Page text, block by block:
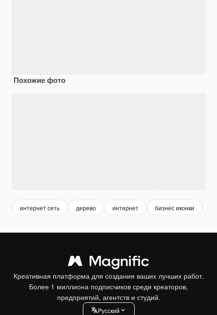
Похожие фото
интернет сеть дерево интернет бизнес иконки
Креативная платформа для создания ваших лучших работ.
Более 1 миллиона подписчиков среди креаторов,
предприятий, агентств и студий.
Pусский